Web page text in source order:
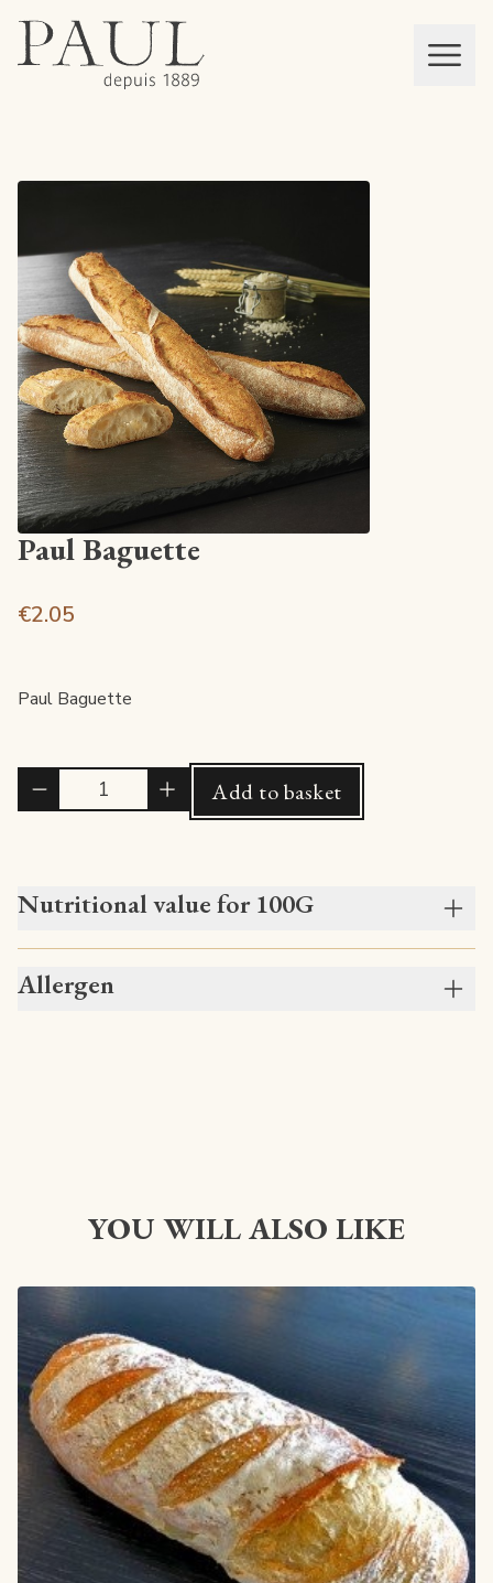
Mon panier
Paul Baguette
€2.05
Paul Baguette
Add to basket
Nutritional value for 100G
Allergen
YOU WILL ALSO LIKE